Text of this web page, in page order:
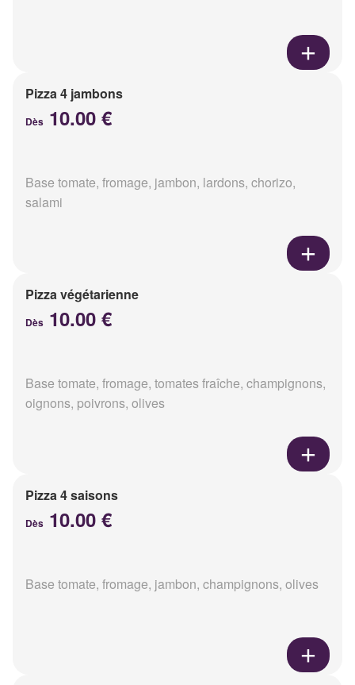
Pizza 4 jambons
Dès 10.00 €
Base tomate, fromage, jambon, lardons, chorizo,
salami
Pizza végétarienne
Dès 10.00 €
Base tomate, fromage, tomates fraîche, champignons,
oignons, poivrons, olives
Pizza 4 saisons
Dès 10.00 €
Base tomate, fromage, jambon, champignons, olives